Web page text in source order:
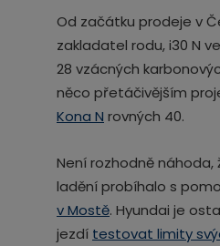
Od začátku prodeje v
zakladatel rodu, i30 N
28 vzácných
něco přetáčivějším
Kona N rovných 40.
Není rozhodně náhoda,
ladění probíhalo s
v Mostě. Hyundai je
jezdí testovat limity